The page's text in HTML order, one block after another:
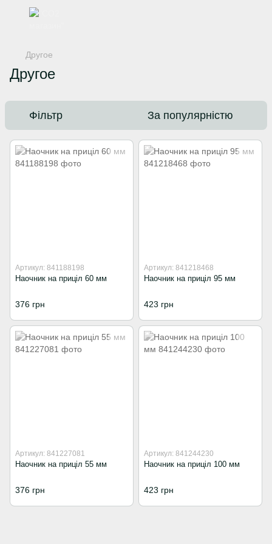
Другое
Другое
Фільтр За популярністю
Артикул: 841188198
Наочник на приціл 60 мм
376 грн
Артикул: 841218468
Наочник на приціл 95 мм
423 грн
Артикул: 841227081
Наочник на приціл 55 мм
376 грн
Артикул: 841244230
Наочник на приціл 100 мм
423 грн